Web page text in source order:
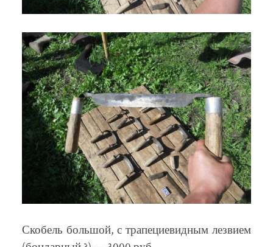
Скобель большой, с трапециевидным лезвием